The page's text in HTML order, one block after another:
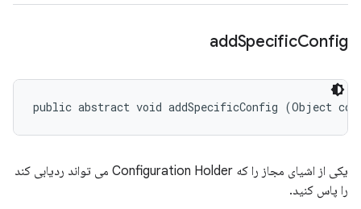
addSpecificConfig
public abstract void addSpecificConfig (Object
یکی از اشیای مجاز را که Configuration Holder می تواند ردیابی کند
را پاس کنید.